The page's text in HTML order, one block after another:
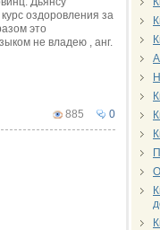
оздоровления за
это
не владею , анг.
0
885